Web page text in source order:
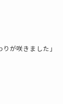
が咲きました」